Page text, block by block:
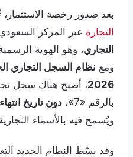
بعد صدور رخصة
التجارة عبر المركز
التجاري، وهو الهوية
ومع
2026، أصبح هناك سجل
بالرقم «7»،
دون تاريخ انتهاء
ويُسمح فيه بالأسماء التجارية
وقد بسّط النظام الجديد